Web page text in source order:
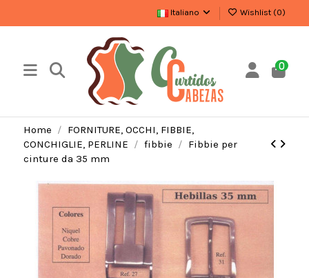
Italiano Wishlist (0)
0
Home
FORNITURE, OCCHI, FIBBIE,
CONCHIGLIE, PERLINE
fibbie
Fibbie per
cinture da 35 mm